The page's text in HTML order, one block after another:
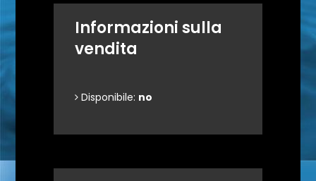
Informazioni sulla
vendita
Disponibile: no